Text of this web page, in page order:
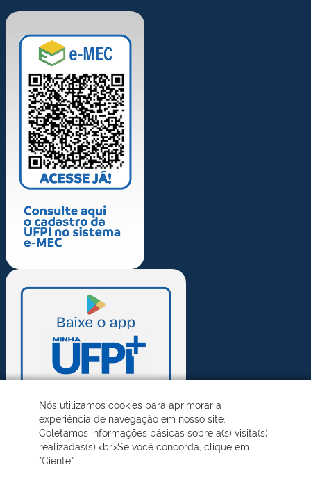
Nós utilizamos cookies para aprimorar a
experiência de navegação em nosso site.
Coletamos informações básicas sobre a(s) visita(s)
realizadas(s).<br>Se você concorda, clique em
"Ciente".